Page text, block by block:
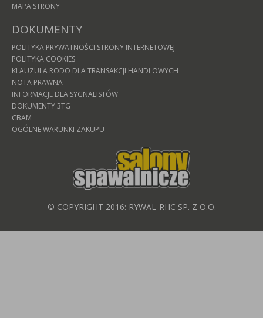
MAPA STRONY
DOKUMENTY
POLITYKA PRYWATNOŚCI STRONY INTERNETOWEJ
POLITYKA COOKIES
KLAUZULA RODO DLA TRANSAKCJI HANDLOWYCH
NOTA PRAWNA
INFORMACJE DLA SYGNALISTÓW
DOKUMENTY 3TG
CBAM
OGÓLNE WARUNKI ZAKUPU
© COPYRIGHT 2016: RYWAL-RHC SP. Z O.O.